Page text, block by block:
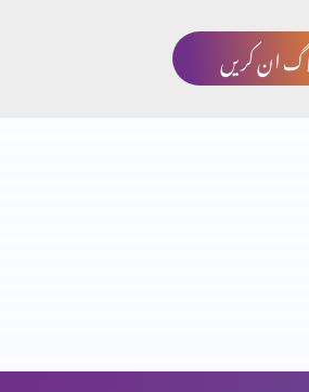
ان کریں